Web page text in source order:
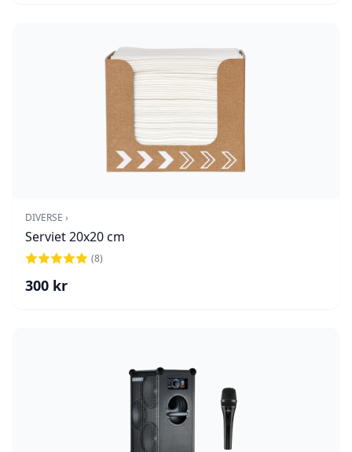
DIVERSE ›
Serviet 20x20 cm
(8)
300 kr